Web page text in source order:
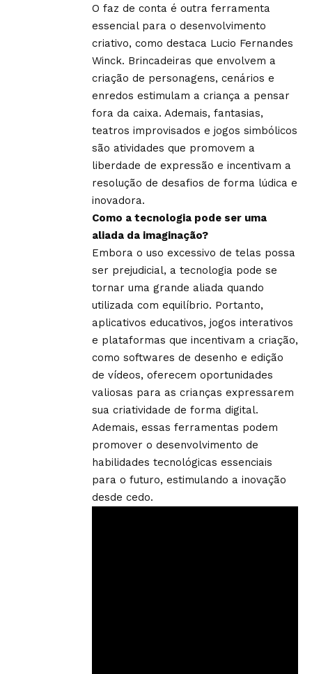
O faz de conta é outra ferramenta
essencial para o desenvolvimento
criativo, como destaca Lucio Fernandes
Winck. Brincadeiras que envolvem a
criação de personagens, cenários e
enredos estimulam a criança a pensar
fora da caixa. Ademais, fantasias,
teatros improvisados e jogos simbólicos
são atividades que promovem a
liberdade de expressão e incentivam a
resolução de desafios de forma lúdica e
inovadora.
Como a tecnologia pode ser uma
aliada da imaginação?
Embora o uso excessivo de telas possa
ser prejudicial, a tecnologia pode se
tornar uma grande aliada quando
utilizada com equilíbrio. Portanto,
aplicativos educativos, jogos interativos
e plataformas que incentivam a criação,
como softwares de desenho e edição
de vídeos, oferecem oportunidades
valiosas para as crianças expressarem
sua criatividade de forma digital.
Ademais, essas ferramentas podem
promover o desenvolvimento de
habilidades tecnológicas essenciais
para o futuro, estimulando a inovação
desde cedo.